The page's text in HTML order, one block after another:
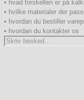
• hvad forskellen er på
• hvilke materialer der
• hvordan du bestiller
• hvordan du kontakter os